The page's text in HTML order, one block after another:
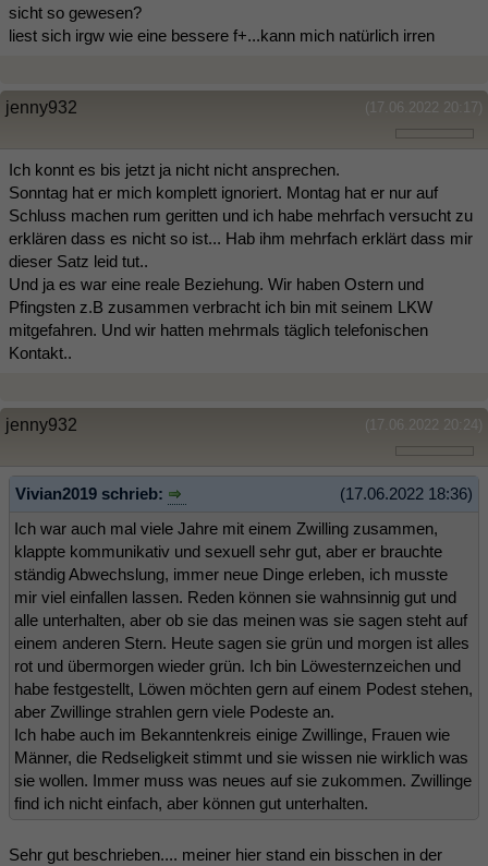
sicht so gewesen?
liest sich irgw wie eine bessere f+...kann mich natürlich irren
(17.06.2022 20:17)
jenny932
Ich konnt es bis jetzt ja nicht nicht ansprechen.
Sonntag hat er mich komplett ignoriert. Montag hat er nur auf
Schluss machen rum geritten und ich habe mehrfach versucht zu
erklären dass es nicht so ist... Hab ihm mehrfach erklärt dass mir
dieser Satz leid tut..
Und ja es war eine reale Beziehung. Wir haben Ostern und
Pfingsten z.B zusammen verbracht ich bin mit seinem LKW
mitgefahren. Und wir hatten mehrmals täglich telefonischen
Kontakt..
(17.06.2022 20:24)
jenny932
(17.06.2022 18:36)
Vivian2019 schrieb:
Ich war auch mal viele Jahre mit einem Zwilling zusammen,
klappte kommunikativ und sexuell sehr gut, aber er brauchte
ständig Abwechslung, immer neue Dinge erleben, ich musste
mir viel einfallen lassen. Reden können sie wahnsinnig gut und
alle unterhalten, aber ob sie das meinen was sie sagen steht auf
einem anderen Stern. Heute sagen sie grün und morgen ist alles
rot und übermorgen wieder grün. Ich bin Löwesternzeichen und
habe festgestellt, Löwen möchten gern auf einem Podest stehen,
aber Zwillinge strahlen gern viele Podeste an.
Ich habe auch im Bekanntenkreis einige Zwillinge, Frauen wie
Männer, die Redseligkeit stimmt und sie wissen nie wirklich was
sie wollen. Immer muss was neues auf sie zukommen. Zwillinge
find ich nicht einfach, aber können gut unterhalten.
Sehr gut beschrieben.... meiner hier stand ein bisschen in der